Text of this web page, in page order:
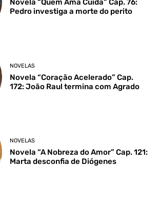
Novela “Quem Ama Cuida” Cap. 76:
Pedro investiga a morte do perito
NOVELAS
Novela “Coração Acelerado” Cap.
172: João Raul termina com Agrado
NOVELAS
Novela “A Nobreza do Amor” Cap. 121:
Marta desconfia de Diógenes